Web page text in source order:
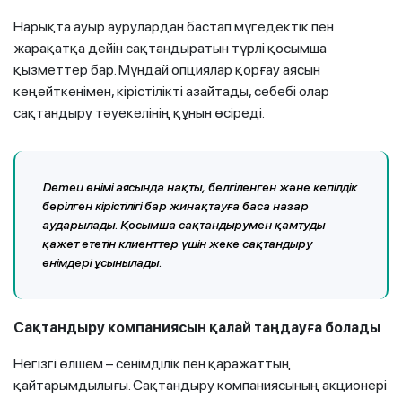
Нарықта ауыр аурулардан бастап мүгедектік пен
жарақатқа дейін сақтандыратын түрлі қосымша
қызметтер бар. Мұндай опциялар қорғау аясын
кеңейткенімен, кірістілікті азайтады, себебі олар
сақтандыру тәуекелінің құнын өсіреді.
Demeu өнімі аясында нақты, белгіленген және кепілдік
берілген кірістілігі бар жинақтауға баса назар
аударылады. Қосымша сақтандырумен қамтуды
қажет ететін клиенттер үшін жеке сақтандыру
өнімдері ұсынылады.
Сақтандыру компаниясын қалай таңдауға болады
Негізгі өлшем – сенімділік пен қаражаттың
қайтарымдылығы. Сақтандыру компаниясының акционері